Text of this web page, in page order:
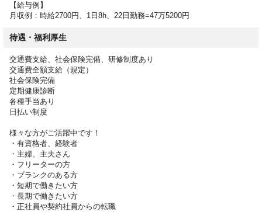
【給与例】
月収例：時給2700円、1日8h、22日勤務=47万5200円
待遇・福利厚生
交通費支給、社会保険完備、研修制度あり
交通費全額支給（規定）
社会保険完備
定期健康診断
各種手当あり
日払い制度
様々な方がご活躍中です！
・有資格者、経験者
・主婦、主夫さん
・フリーターの方
・ブランクのある方
・短期で働きたい方
・長期で働きたい方
・正社員や契約社員からの転職